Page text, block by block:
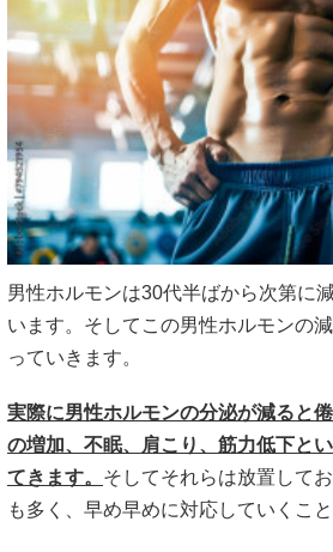
男性ホルモンは30代半ばから次第に
います。そしてこの男性ホルモンの
っていきます。
実際に男性ホルモンの分泌が減ると
の増加、不眠、肩こり、筋力低下と
てきます。 そしてそれらは放置して
も多く、早め早めに対応していくこと